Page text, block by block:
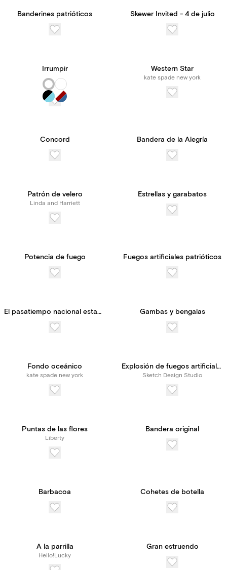
Banderines patrióticos Skewer Invited - 4 de julio
Irrumpir Western Star
kate spade new york
Concord Bandera de la Alegría
Patrón de velero
Linda and Harriett
Estrellas y garabatos
Potencia de fuego Fuegos artificiales patrióticos
El pasatiempo nacional estadounidense Gambas y bengalas
Fondo oceánico
kate spade new york
Explosión de fuegos artificiales
Sketch Design Studio
Puntas de las flores
Liberty
Bandera original
Barbacoa Cohetes de botella
A la parrilla
Hello!Lucky
Gran estruendo